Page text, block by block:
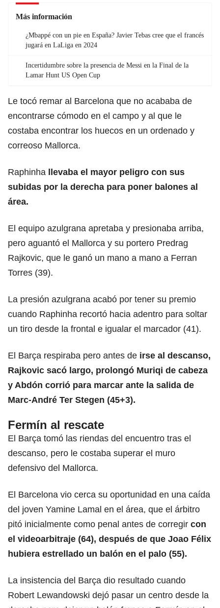
Más información
¿Mbappé con un pie en España? Javier Tebas cree que el francés
jugará en LaLiga en 2024
Incertidumbre sobre la presencia de Messi en la Final de la
Lamar Hunt US Open Cup
Le tocó remar al Barcelona que no acababa de
encontrarse cómodo en el campo y al que le
costaba encontrar los huecos en un ordenado y
correoso Mallorca.
Raphinha llevaba el mayor peligro con sus
subidas por la derecha para poner balones al
área.
El equipo azulgrana apretaba y presionaba arriba,
pero aguantó el Mallorca y su portero Predrag
Rajkovic, que le ganó un mano a mano a Ferran
Torres (39).
La presión azulgrana acabó por tener su premio
cuando Raphinha recortó hacia adentro para soltar
un tiro desde la frontal e igualar el marcador (41).
El Barça respiraba pero antes de irse al descanso,
Rajkovic sacó largo, prolongó Muriqi de cabeza
y Abdón corrió para marcar ante la salida de
Marc-André Ter Stegen (45+3).
Fermín al rescate
El Barça tomó las riendas del encuentro tras el
descanso, pero le costaba superar el muro
defensivo del Mallorca.
El Barcelona vio cerca su oportunidad en una caída
del joven Yamine Lamal en el área, que el árbitro
pitó inicialmente como penal antes de corregir con
el videoarbitraje (64), después de que Joao Félix
hubiera estrellado un balón en el palo (55).
La insistencia del Barça dio resultado cuando
Robert Lewandowski dejó pasar un centro desde la